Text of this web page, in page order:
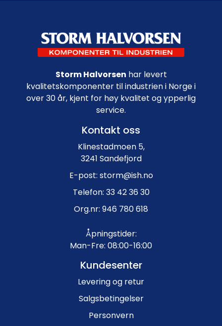
Footer navigation
Storm Halvorsen har levert
kvalitetskomponenter til industrien i Norge i
over 30 år, kjent for høy kvalitet og ypperlig
service.
Kontakt oss
Klinestadmoen 5,
3241 Sandefjord
E-post: storm@ish.no
Telefon: 33 42 36 30
Org.nr: 946 780 618
Åpningstider:
Man-Fre: 08:00-16:00
Kundesenter
Levering og retur
Salgsbetingelser
Personvern